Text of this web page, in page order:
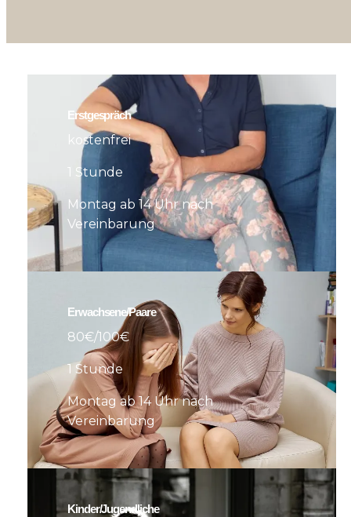
Erstgespräch
kostenfrei
1 Stunde
Montag ab 14 Uhr nach
Vereinbarung
Erwachsene/Paare
80€/100€
1 Stunde
Montag ab 14 Uhr nach
Vereinbarung
Kinder/Jugendliche